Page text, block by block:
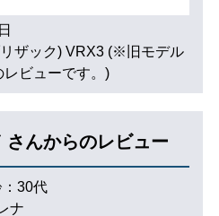
ザック) VRX3 (※旧モデル
レビューです。)
さんからのレビュー
30代
ナ